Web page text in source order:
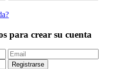
para crear su cuenta